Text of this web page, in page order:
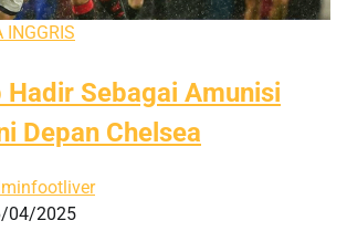
INGGRIS
Hadir Sebagai Amunisi
Depan Chelsea
04/2025